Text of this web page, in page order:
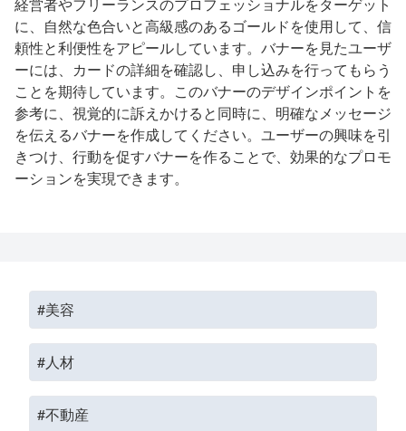
に、自然な色合いと高級感のあるゴールドを使用して、信
頼性と利便性をアピールしています。バナーを見たユーザ
ーには、カードの詳細を確認し、申し込みを行ってもらう
ことを期待しています。このバナーのデザインポイントを
参考に、視覚的に訴えかけると同時に、明確なメッセージ
を伝えるバナーを作成してください。ユーザーの興味を引
きつけ、行動を促すバナーを作ることで、効果的なプロモ
ーションを実現できます。
#美容
#人材
#不動産